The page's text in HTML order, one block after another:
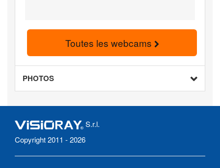
Toutes les webcams
PHOTOS
S.r.l.
Copyright 2011 - 2026